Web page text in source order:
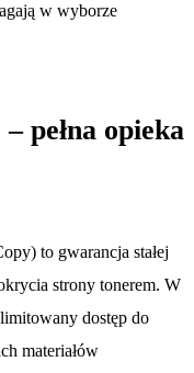
w wyborze
pełna opieka
to gwarancja stałej
strony tonerem. W
dostęp do
materiałów